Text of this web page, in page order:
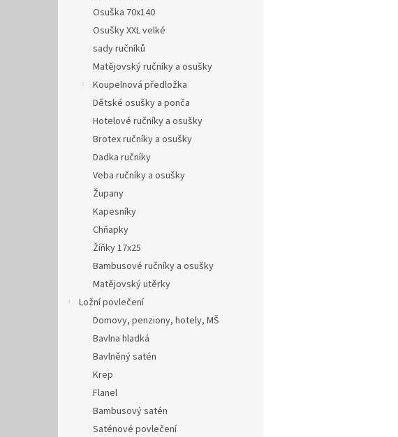
Osuška 70x140
Osušky XXL velké
sady ručníků
Matějovský ručníky a osušky
Koupelnová předložka
Dětské osušky a ponča
Hotelové ručníky a osušky
Brotex ručníky a osušky
Dadka ručníky
Veba ručníky a osušky
Župany
Kapesníky
Chňapky
Žíňky 17x25
Bambusové ručníky a osušky
Matějovský utěrky
Ložní povlečení
Domovy, penziony, hotely, MŠ
Bavlna hladká
Bavlněný satén
Krep
Flanel
Bambusový satén
Saténové povlečení